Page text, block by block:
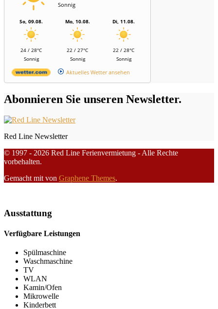
Sonnig
So, 09.08.
24 / 28°C
Sonnig
Mo, 10.08.
22 / 27°C
Sonnig
Di, 11.08.
22 / 28°C
Sonnig
Aktuelles Wetter ansehen
Abonnieren Sie unseren Newsletter.
Red Line Newsletter
© 1997 - 2026 Red Line Ferienvermietung - Alle Rechte
vorbehalten.
Gemacht mit von Graphene Themes.
Ausstattung
Verfügbare Leistungen
Spülmaschine
Waschmaschine
TV
WLAN
Kamin/Ofen
Mikrowelle
Kinderbett